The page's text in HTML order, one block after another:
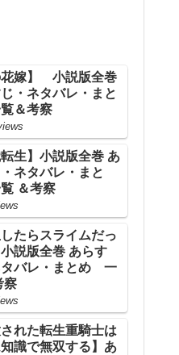
花嫁】 小説版全巻
・ネタバレ・まと
＆考察
転生】小説版全巻 あ
ネタバレ・まと
＆考察
したらスライムだっ
説版全巻 あらす
タバレ・まとめ 一
察
された転生重騎士は
識で無双する】あ